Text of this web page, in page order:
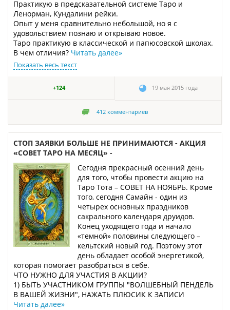
Практикую в предсказательной системе Таро и
Ленорман, Кундалини рейки.
Опыт у меня сравнительно небольшой, но я с
удовольствием познаю и открываю новое.
Таро практикую в классической и папюсовской школах.
В чем отличия? Читать далее»
Показать весь текст
+124 19 мая 2015 года
412 комментариев
СТОП ЗАЯВКИ БОЛЬШЕ НЕ ПРИНИМАЮТСЯ - АКЦИЯ
«СОВЕТ ТАРО НА МЕСЯЦ» -
Сегодня прекрасный осенний день
для того, чтобы провести акцию на
Таро Тота – СОВЕТ НА НОЯБРЬ. Кроме
того, сегодня Самайн - один из
четырех основных праздников
сакрального календаря друидов.
Конец уходящего года и начало
«темной» половины следующего –
кельтский новый год. Поэтому этот
день обладает особой энергетикой,
которая помогает разобраться в себе.
ЧТО НУЖНО ДЛЯ УЧАСТИЯ В АКЦИИ?
1) БЫТЬ УЧАСТНИКОМ ГРУППЫ "ВОЛШЕБНЫЙ ПЕНДЕЛЬ
В ВАШЕЙ ЖИЗНИ", НАЖАТЬ ПЛЮСИК К ЗАПИСИ
Читать далее»